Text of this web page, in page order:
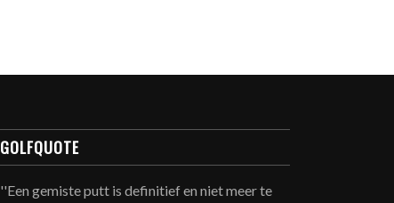
GOLFQUOTE
''Een gemiste putt is definitief en niet meer te